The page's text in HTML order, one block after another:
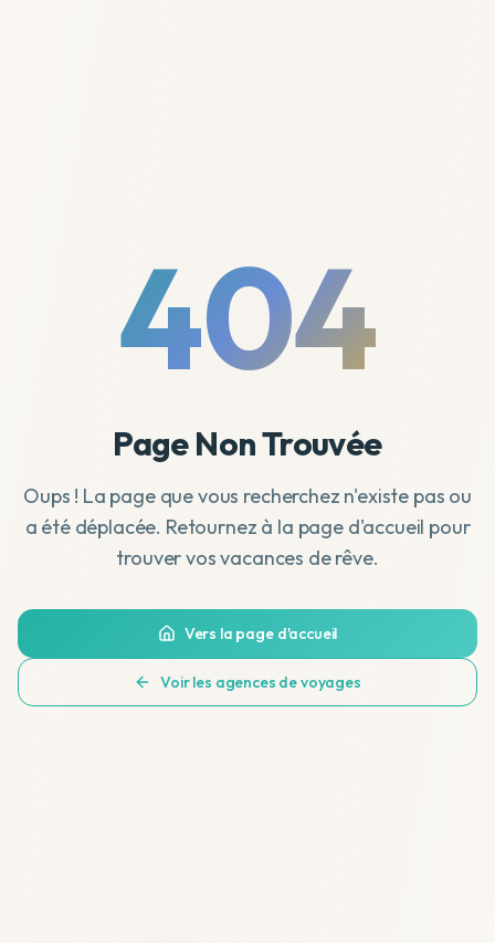
404
Page Non Trouvée
Oups ! La page que vous recherchez n'existe pas ou
a été déplacée. Retournez à la page d'accueil pour
trouver vos vacances de rêve.
Vers la page d'accueil
Voir les agences de voyages